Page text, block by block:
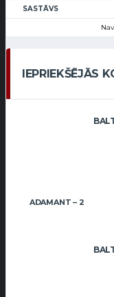
SASTĀVS
IEPRIEKŠĒJĀS
ADAMANT – 2